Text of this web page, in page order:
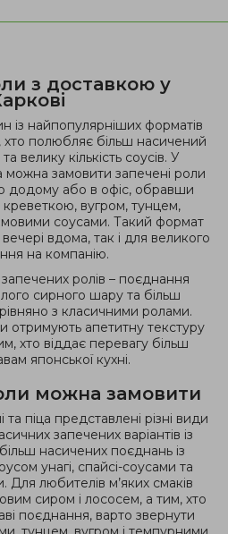
з доставкою у
із найпопулярніших форматів
хто полюбляє більш насичений
велику кількість соусів. У
можна замовити запечені роли
додому або в офіс, обравши
креветкою, вугром, тунцем,
соусами. Такий формат
вдома, так і для великого
на компанію.
ролів – поєднання
сирного шару та більш
з класичними ролами.
отримують апетитну текстуру
хто віддає перевагу більш
японської кухні.
можна замовити
піца представлені різні види
запечених варіантів із
насичених поєднань із
унагі, спайсі-соусами та
любителів м’яких смаків
сиром і лососем, а тим, хто
поєднання, варто звернути